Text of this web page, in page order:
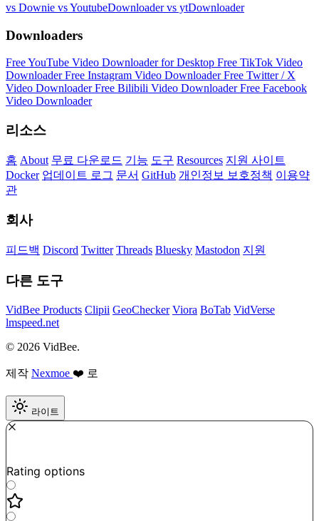
vs Downie vs YoutubeDownloadervs ytDownloader
Downloaders
Free YouTube Video Downloader for Desktop Free TikTok Video
DownloaderFree Instagram Video DownloaderFree Twitter / X
Video DownloaderFree Bilibili Video DownloaderFree Facebook
Video Downloader
리소스
홈 About 무료 다운로드 기능 도구 Resources 지원 사이트
Docker 업데이트 로그 문서 GitHub 개인정보 보호정책 이용약
관
회사
피드백 Discord Twitter Threads Bluesky Mastodon 지원
다른 도구
VidBee Products Clipii GeoChecker Viora BoTab VidVerse
lmspeed.net
© 2026 VidBee.
제작 Nexmoe ❤️ 로
라이트
Rating options